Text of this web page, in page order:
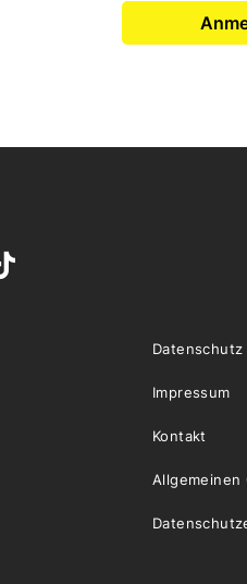
Datenschutz
Impressum
Kontakt
Allgemeinen